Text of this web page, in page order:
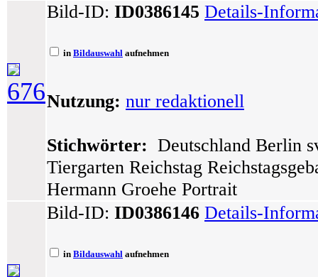
676
Bild-ID: ID0386145 Details-
in Bildauswahl aufnehmen
Nutzung: nur redaktionell
Stichwörter: Deutschland Berlin
Tiergarten Reichstag
Hermann Groehe Portrait
Bild-ID: ID0386146 Details-
in Bildauswahl aufnehmen